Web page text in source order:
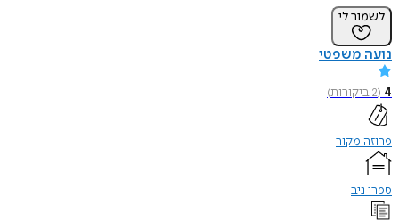
לשמור לי
נועה משפטי
4
(
2ביקורות)
פרוזה מקור
ספרי ניב